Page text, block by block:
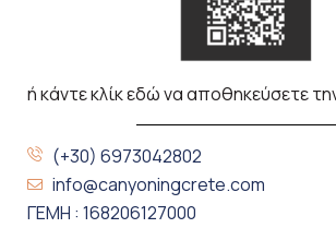
ή κάντε κλίκ εδώ να αποθηκεύσετε
(+30) 6973042802
info@canyoningcrete.com
ΓΕΜΗ : 168206127000